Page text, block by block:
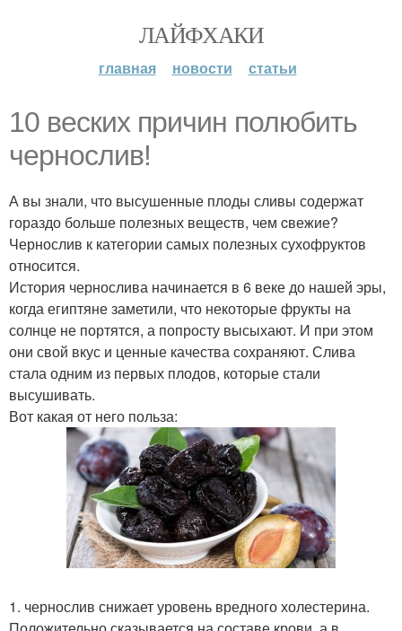
ЛАЙФХАКИ
главная новости статьи
10 веских причин полюбить
чернослив!
А вы знали, что высушенные плоды сливы содержат
гораздо больше полезных веществ, чем cвежие?
Чернослив к категории самых полезных сухофруктов
относится.
История чернослива начинается в 6 веке до нашей эры,
когда египтяне заметили, что некоторые фрукты на
солнце не портятся, а попросту высыхают. И при этом
они свой вкус и ценные качества сохраняют. Слива
стала одним из первых плодов, которые стали
высушивать.
Вот какая от него польза:
1. чернослив снижает уровень вредного холестерина.